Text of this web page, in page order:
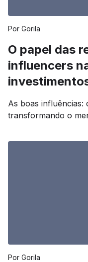
Por Gorila
O papel das
influencers
As boas
transformando o
Por Gorila